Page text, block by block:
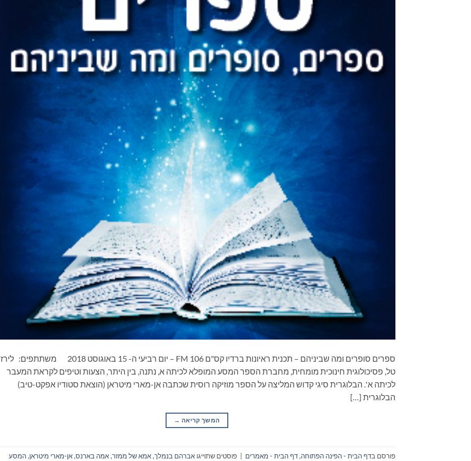
ספרים סופרים ומה שביניהם – תכנית ראיונות ברדיו קס"ם 106 FM – יום רביעי ה- 15 באוגוסט 2018 משתתפים: לירז
טל, פסיכולוגית חינוכית מומחית, מחברת הספר המסע המופלא לכיתה א, נתנה, בין היתר, הצעות וטיפים לקראת המעבר
לכיתה א'. הבלוגרית סיגי קדוש המליצה על הספר מוזיקה רוסית שכתבה אן-מארי מיטראן (הוצאת סטודיו אפקט-טיב)
הבלוגרית […]
המשך קריאה →
פורסם בדף הבית - הפינה הפתוחה,דף הבית - מאמרים פוסטים שתוייגו אברהם בנמלך,אמא של ממזר,אמה בארנס,אן-מארי מיטראן,המסע